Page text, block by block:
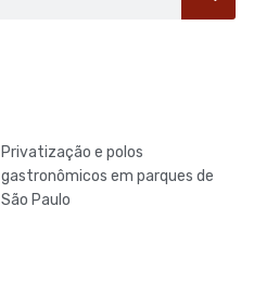
Privatização e polos
gastronômicos em parques de
São Paulo